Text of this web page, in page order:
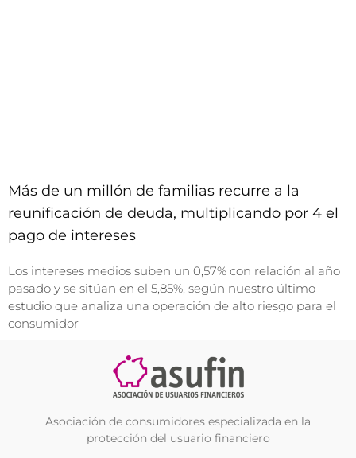
Más de un millón de familias recurre a la
reunificación de deuda, multiplicando por 4 el
pago de intereses
Los intereses medios suben un 0,57% con relación al año
pasado y se sitúan en el 5,85%, según nuestro último
estudio que analiza una operación de alto riesgo para el
consumidor
Asociación de consumidores especializada en la
protección del usuario financiero